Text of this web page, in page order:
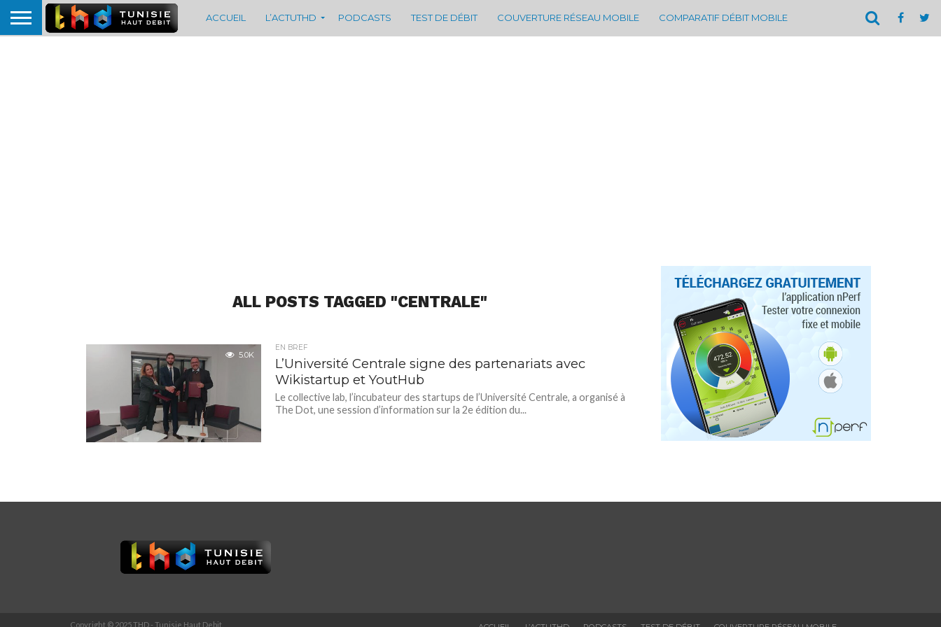
ACCUEIL L’ACTUTHD PODCASTS TEST DE DÉBIT COUVERTURE RÉSEAU MOBILE COMPARATIF DÉBIT MOBILE
ALL POSTS TAGGED "CENTRALE"
5.0K
EN BREF
L’Université Centrale signe des partenariats avec
Wikistartup et YoutHub
Le collective lab, l’incubateur des startups de l’Université Centrale, a organisé à
The Dot, une session d’information sur la 2e édition du...
Copyright © 2025 THD - Tunisie Haut Debit.